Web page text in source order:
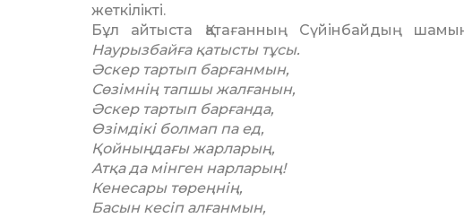
жеткілік­ті.
Бұл айтыста Қатағанның Сүйін­байдың
Наурызбайға қатысты тұсы.
Әскер тартып барғанмын,
Сөзімнің тапшы жалғанын,
Әскер тартып барғанда,
Өзімдікі болмап па ед,
Қойныңдағы жарларың,
Атқа да мінген нарларың!
Кенесары төреңнің,
Басын кесіп алғанмын,